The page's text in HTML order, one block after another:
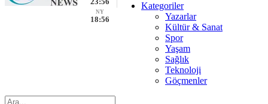
NY
18:56
Kategoriler
Yazarlar
Kültür & Sanat
Spor
Yaşam
Sağlık
Teknoloji
Göçmenler